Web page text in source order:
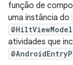
função de
uma instância do
@HiltViewModel
atividades que